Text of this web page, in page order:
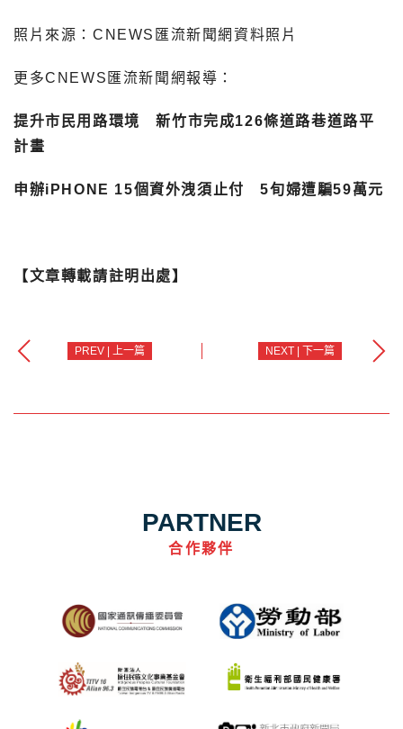
照片來源：CNEWS匯流新聞網資料照片
更多CNEWS匯流新聞網報導：
提升市民用路環境 新竹市完成126條道路巷道路平
計畫
申辦iPHONE 15個資外洩須止付 5旬婦遭騙59萬元
【文章轉載請註明出處】
PREV | 上一篇 NEXT | 下一篇
PARTNER
合作夥伴